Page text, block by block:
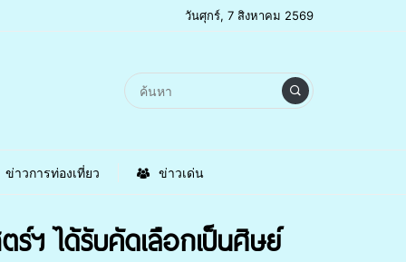
วันศุกร์, 7 สิงหาคม 2569
ข่าวการท่องเที่ยว ข่าวเด่น
ฯ ได้รับคัดเลือกเป็นศิษย์